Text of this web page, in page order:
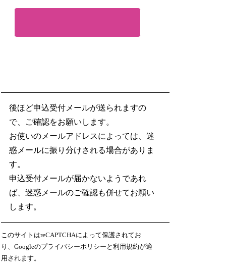
後ほど申込受付メールが送られますの
で、ご確認をお願いします。
お使いのメールアドレスによっては、迷
惑メールに振り分けされる場合がありま
す。
申込受付メールが届かないようであれ
ば、迷惑メールのご確認も併せてお願い
します。
このサイトはreCAPTCHAによって保護されてお
り、Googleのプライバシーポリシーと利用規約が適
用されます。